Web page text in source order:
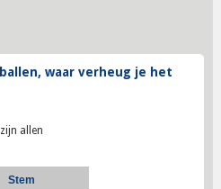
waar verheug je het
allen